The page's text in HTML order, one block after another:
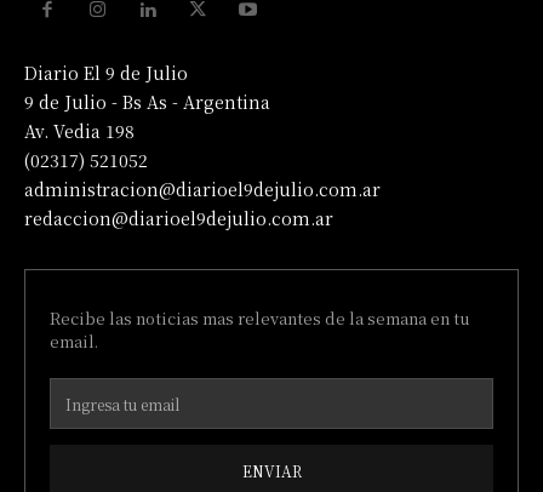
Diario El 9 de Julio
9 de Julio - Bs As - Argentina
Av. Vedia 198
(02317) 521052
administracion@diarioel9dejulio.com.ar
redaccion@diarioel9dejulio.com.ar
Recibe las noticias mas relevantes de la semana en tu
email.
ENVIAR